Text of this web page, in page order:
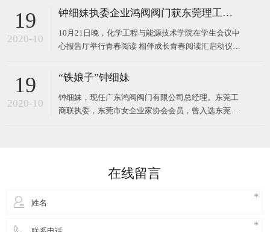
司作为主办方，以高新技术对接，最新技术产品，超
用，共同将环
19
2020-10
钟细妹执委企业鸿阀阀门获东莞理工学院校长马宏伟亲赠牌匾
10月21日晚，化学工程与能源技术学院在学生会议中
心报告厅举行青春阅读 相伴成长青春阅读汇启动仪
妹，与东莞理工学院党委副书记、校长马宏伟，化能
处长廖文波出席本场仪式。化能学院各支部书记、政
治辅导员、班
19
2020-10
“铁娘子”钟细妹
钟细妹，现任广东鸿阀阀门有限公司总经理。东莞工
商联执委，东莞市女企业家协会会员，曾入选东莞报
在线留言